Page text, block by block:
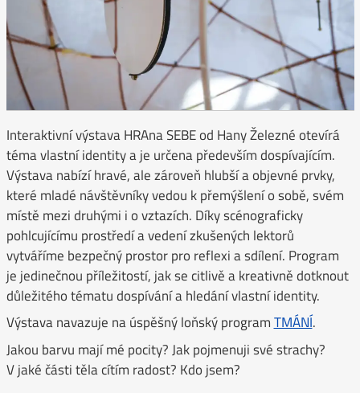
Interaktivní výstava HRAna SEBE od Hany Železné otevírá
téma vlastní identity a je určena především dospívajícím.
Výstava nabízí hravé, ale zároveň hlubší a objevné prvky,
které mladé návštěvníky vedou k přemýšlení o sobě, svém
místě mezi druhými i o vztazích. Díky scénograficky
pohlcujícímu prostředí a vedení zkušených lektorů
vytváříme bezpečný prostor pro reflexi a sdílení. Program
je jedinečnou příležitostí, jak se citlivě a kreativně dotknout
důležitého tématu dospívání a hledání vlastní identity.
Výstava navazuje na úspěšný loňský programTMÁNÍ.
Jakou barvu mají mé pocity? Jak pojmenuji své strachy?
V jaké části těla cítím radost? Kdo jsem?